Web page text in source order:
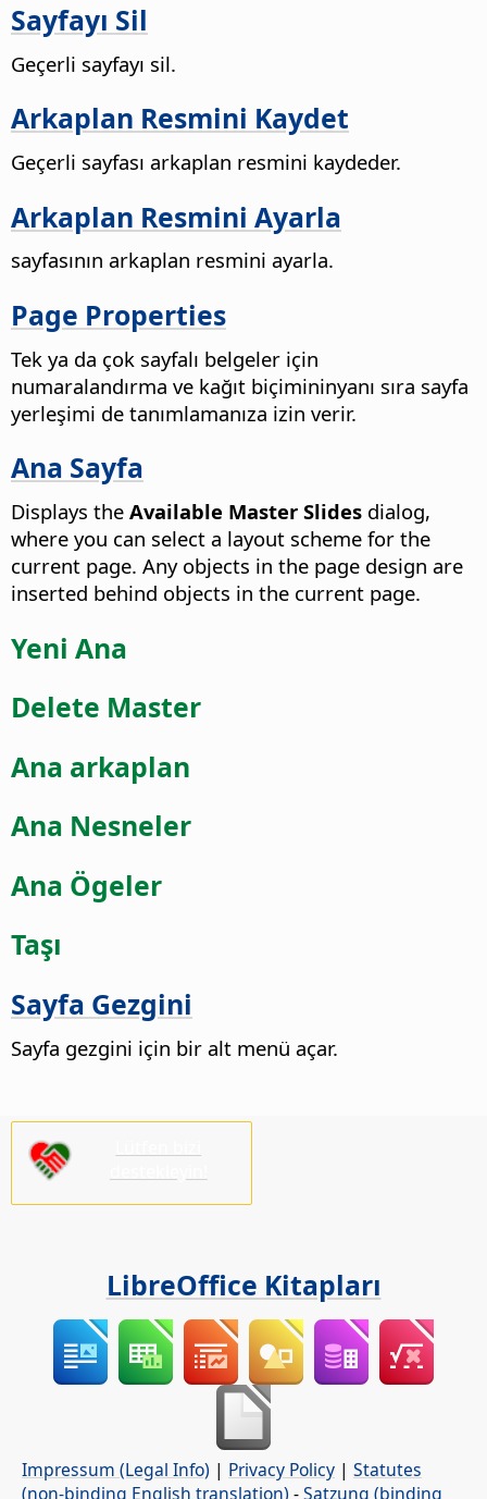
Sayfayı Sil
Geçerli sayfayı sil.
Arkaplan Resmini Kaydet
Geçerli sayfası arkaplan resmini kaydeder.
Arkaplan Resmini Ayarla
sayfasının arkaplan resmini ayarla.
Page Properties
Tek ya da çok sayfalı belgeler için
numaralandırma ve kağıt biçimininyanı sıra sayfa
yerleşimi de tanımlamanıza izin verir.
Ana Sayfa
Displays the Available Master Slides dialog,
where you can select a layout scheme for the
current page. Any objects in the page design are
inserted behind objects in the current page.
Yeni Ana
Delete Master
Ana arkaplan
Ana Nesneler
Ana Ögeler
Taşı
Sayfa Gezgini
Sayfa gezgini için bir alt menü açar.
LibreOffice Kitapları
Impressum (Legal Info) | Privacy Policy | Statutes
(non-binding English translation) -Satzung (binding